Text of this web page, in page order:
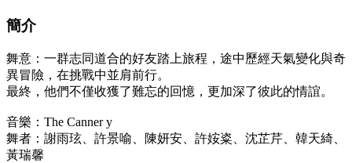
簡介
舞意：一群志同道合的好友踏上旅程，途中歷經天氣變化與奇
異冒險，在挑戰中並肩前行。
最終，他們不僅收獲了難忘的回憶，更加深了彼此的情誼。
音樂：The Canner y
舞者：謝雨玹、許景喻、陳妍安、許姲粢、沈芷芹、韓天綺、
黃瑞馨